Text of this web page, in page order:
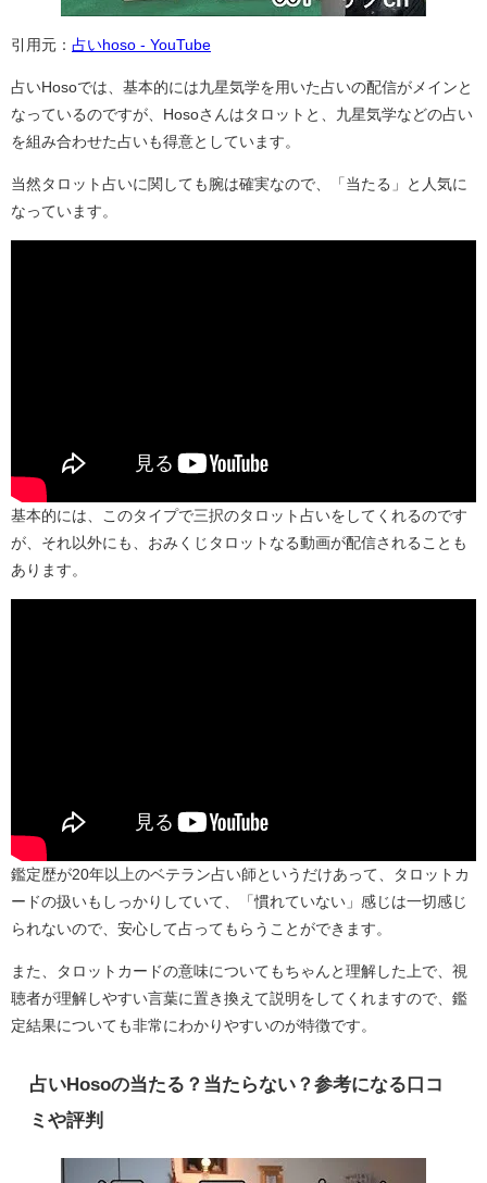
引用元： 占いhoso - YouTube
占いHosoでは、基本的には九星気学を用いた占いの配信がメインと
なっているのですが、Hosoさんはタロットと、九星気学などの占い
を組み合わせた占いも得意としています。
当然タロット占いに関しても腕は確実なので、「当たる」と人気に
なっています。
基本的には、このタイプで三択のタロット占いをしてくれるのです
が、それ以外にも、おみくじタロットなる動画が配信されることも
あります。
鑑定歴が20年以上のベテラン占い師というだけあって、タロットカ
ードの扱いもしっかりしていて、「慣れていない」感じは一切感じ
られないので、安心して占ってもらうことができます。
また、タロットカードの意味についてもちゃんと理解した上で、視
聴者が理解しやすい言葉に置き換えて説明をしてくれますので、鑑
定結果についても非常にわかりやすいのが特徴です。
占いHosoの当たる？当たらない？参考になる口コ
ミや評判